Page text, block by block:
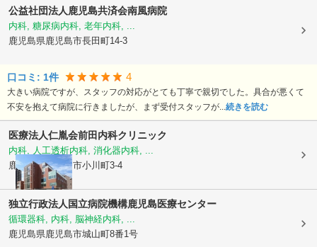
公益社団法人鹿児島共済会南風病院
内科, 糖尿病内科, 老年内科, ...
鹿児島県鹿児島市長田町14-3
口コミ: 1件 4
大きい病院ですが、スタッフの対応がとても丁寧で親切でした。具合が悪くて
不安を抱えて病院に行きましたが、まず受付スタッフが...続きを読む
医療法人仁胤会前田内科クリニック
内科, 人工透析内科, 消化器内科, ...
鹿児島県鹿児島市小川町3-4
独立行政法人国立病院機構鹿児島医療センター
循環器科, 内科, 脳神経内科, ...
鹿児島県鹿児島市城山町8番1号